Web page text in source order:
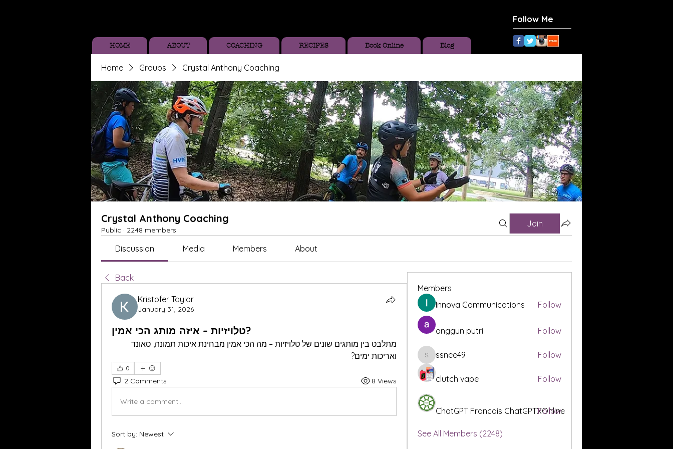
Follow Me
HOME ABOUT COACHING RECIPES Book Online Blog
Home Groups Crystal Anthony Coaching
Crystal Anthony Coaching
Public · 2248 members
Join
Discussion Media Members About
Back
Kristofer Taylor
January 31, 2026
טלויזיות – איזה מותג הכי אמין?
ואריכות ימים?
0
2 Comments 8 Views
Write a comment...
Sort by: Newest
Members
Innova Communications
Follow
anggun putri Follow
ssnee49
ssnee49 Follow
clutch vape Follow
ChatGPT Francais ChatGPTXOnline
Follow
See All Members (2248)